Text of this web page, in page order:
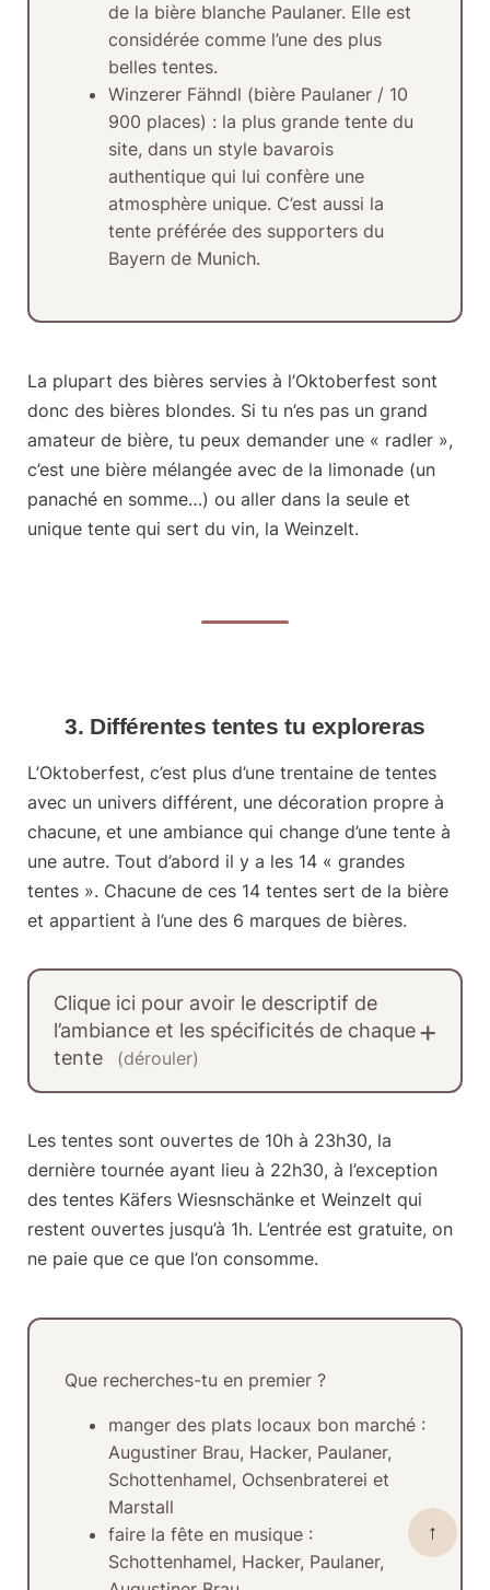
de la bière blanche Paulaner. Elle est
considérée comme l’une des plus
belles tentes.
Winzerer Fähndl (bière Paulaner / 10
900 places) : la plus grande tente du
site, dans un style bavarois
authentique qui lui confère une
atmosphère unique. C’est aussi la
tente préférée des supporters du
Bayern de Munich.
La plupart des bières servies à l’Oktoberfest sont
donc des bières blondes. Si tu n’es pas un grand
amateur de bière, tu peux demander une « radler »,
c’est une bière mélangée avec de la limonade (un
panaché en somme…) ou aller dans la seule et
unique tente qui sert du vin, la Weinzelt.
3. Différentes tentes tu exploreras
L’Oktoberfest, c’est plus d’une trentaine de tentes
avec un univers différent, une décoration propre à
chacune, et une ambiance qui change d’une tente à
une autre. Tout d’abord il y a les 14 « grandes
tentes ». Chacune de ces 14 tentes sert de la bière
et appartient à l’une des 6 marques de bières.
Clique ici pour avoir le descriptif de
l’ambiance et les spécificités de chaque
tente
(dérouler)
Les tentes sont ouvertes de 10h à 23h30, la
dernière tournée ayant lieu à 22h30, à l’exception
des tentes Käfers Wiesnschänke et Weinzelt qui
restent ouvertes jusqu’à 1h. L’entrée est gratuite, on
ne paie que ce que l’on consomme.
Que recherches-tu en premier ?
manger des plats locaux bon marché:
Augustiner Brau, Hacker, Paulaner,
Schottenhamel, Ochsenbraterei et
Marstall
faire la fête en musique:
Schottenhamel, Hacker, Paulaner,
↑